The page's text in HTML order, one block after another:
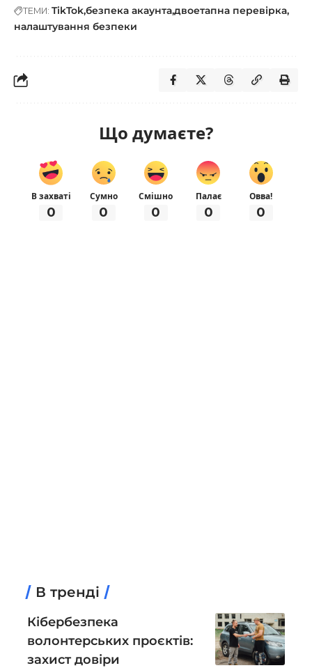
ТЕМИ: TikTokбезпека акаунтадвоетапна перевірка
налаштування безпеки
Що думаєте?
В захваті
0
Сумно
0
Смішно
0
Палає
0
Овва!
0
В тренді
Кібербезпека
волонтерських проєктів:
захист довіри